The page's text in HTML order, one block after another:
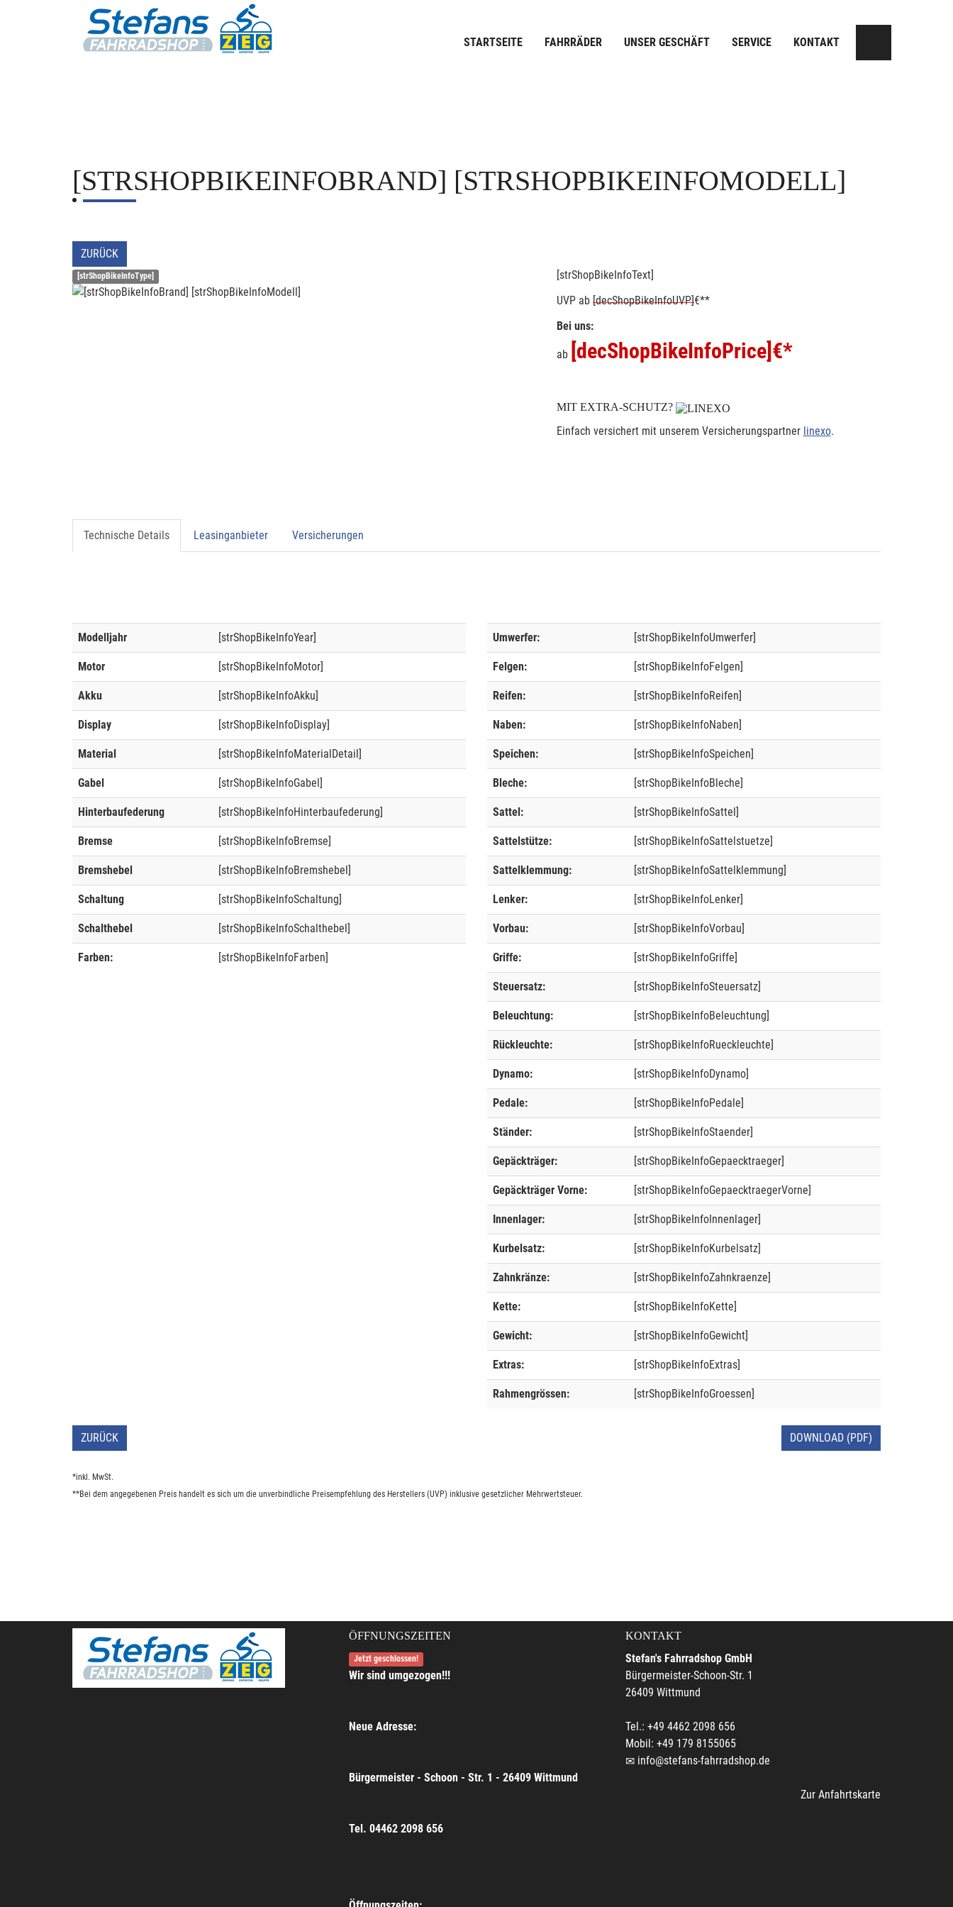
STARTSEITE FAHRRÄDER UNSER GESCHÄFT SERVICE KONTAKT
[STRSHOPBIKEINFOBRAND] [STRSHOPBIKEINFOMODELL]
ZURÜCK
[strShopBikeInfoType]
[strShopBikeInfoText]
UVP ab [decShopBikeInfoUVP]€**
Bei uns:
ab [decShopBikeInfoPrice] €*
MIT EXTRA-SCHUTZ?
Einfach versichert mit unserem Versicherungspartner linexo.
Technische Details Leasinganbieter Versicherungen
Modelljahr [strShopBikeInfoYear]
Motor [strShopBikeInfoMotor]
Akku [strShopBikeInfoAkku]
Display [strShopBikeInfoDisplay]
Material [strShopBikeInfoMaterialDetail]
Gabel [strShopBikeInfoGabel]
Hinterbaufederung [strShopBikeInfoHinterbaufederung]
Bremse [strShopBikeInfoBremse]
Bremshebel [strShopBikeInfoBremshebel]
Schaltung [strShopBikeInfoSchaltung]
Schalthebel [strShopBikeInfoSchalthebel]
Farben: [strShopBikeInfoFarben]
Umwerfer: [strShopBikeInfoUmwerfer]
Felgen: [strShopBikeInfoFelgen]
Reifen: [strShopBikeInfoReifen]
Naben: [strShopBikeInfoNaben]
Speichen: [strShopBikeInfoSpeichen]
Bleche: [strShopBikeInfoBleche]
Sattel: [strShopBikeInfoSattel]
Sattelstütze: [strShopBikeInfoSattelstuetze]
Sattelklemmung: [strShopBikeInfoSattelklemmung]
Lenker: [strShopBikeInfoLenker]
Vorbau: [strShopBikeInfoVorbau]
Griffe: [strShopBikeInfoGriffe]
Steuersatz: [strShopBikeInfoSteuersatz]
Beleuchtung: [strShopBikeInfoBeleuchtung]
Rückleuchte: [strShopBikeInfoRueckleuchte]
Dynamo: [strShopBikeInfoDynamo]
Pedale: [strShopBikeInfoPedale]
Ständer: [strShopBikeInfoStaender]
Gepäckträger: [strShopBikeInfoGepaecktraeger]
Gepäckträger Vorne: [strShopBikeInfoGepaecktraegerVorne]
Innenlager: [strShopBikeInfoInnenlager]
Kurbelsatz: [strShopBikeInfoKurbelsatz]
Zahnkränze: [strShopBikeInfoZahnkraenze]
Kette: [strShopBikeInfoKette]
Gewicht: [strShopBikeInfoGewicht]
Extras: [strShopBikeInfoExtras]
Rahmengrössen: [strShopBikeInfoGroessen]
ZURÜCK DOWNLOAD (PDF)
*inkl. MwSt.
**Bei dem angegebenen Preis handelt es sich um die unverbindliche Preisempfehlung des Herstellers (UVP) inklusive gesetzlicher Mehrwertsteuer.
ÖFFNUNGSZEITEN
Jetzt geschlossen!
Wir sind umgezogen!!!
Neue Adresse:
Bürgermeister - Schoon - Str. 1 - 26409 Wittmund
Tel. 04462 2098 656
KONTAKT
Stefan's Fahrradshop GmbH
Bürgermeister-Schoon-Str. 1
26409 Wittmund
Tel.: +49 4462 2098 656
Mobil: +49 179 8155065
info@stefans-fahrradshop.de
Zur Anfahrtskarte